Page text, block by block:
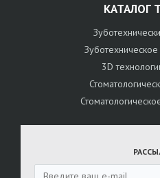
КАТАЛОГ
3D